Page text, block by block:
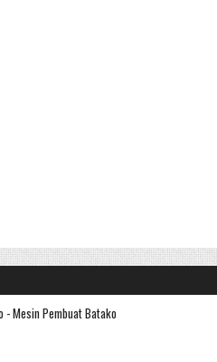
- Mesin Pembuat Batako